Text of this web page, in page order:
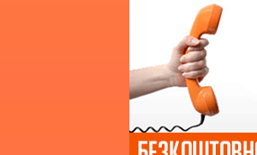
Додаткова інформація
Витяг з протоколу
учнів (вихованців)
НМТ 2025